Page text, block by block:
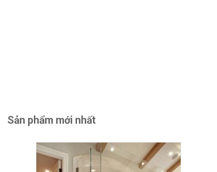
Sản phẩm mới nhất